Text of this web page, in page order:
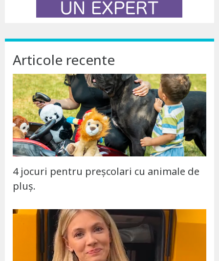
Articole recente
4 jocuri pentru preșcolari cu animale de
pluș.